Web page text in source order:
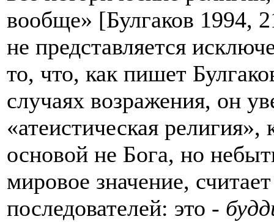
вообще» [Булгаков 1994,
не представляется
то, что, как пишет
случаях возражения, он
«атеистическая
основой не Бога, но
мировое значение,
последователей: это -